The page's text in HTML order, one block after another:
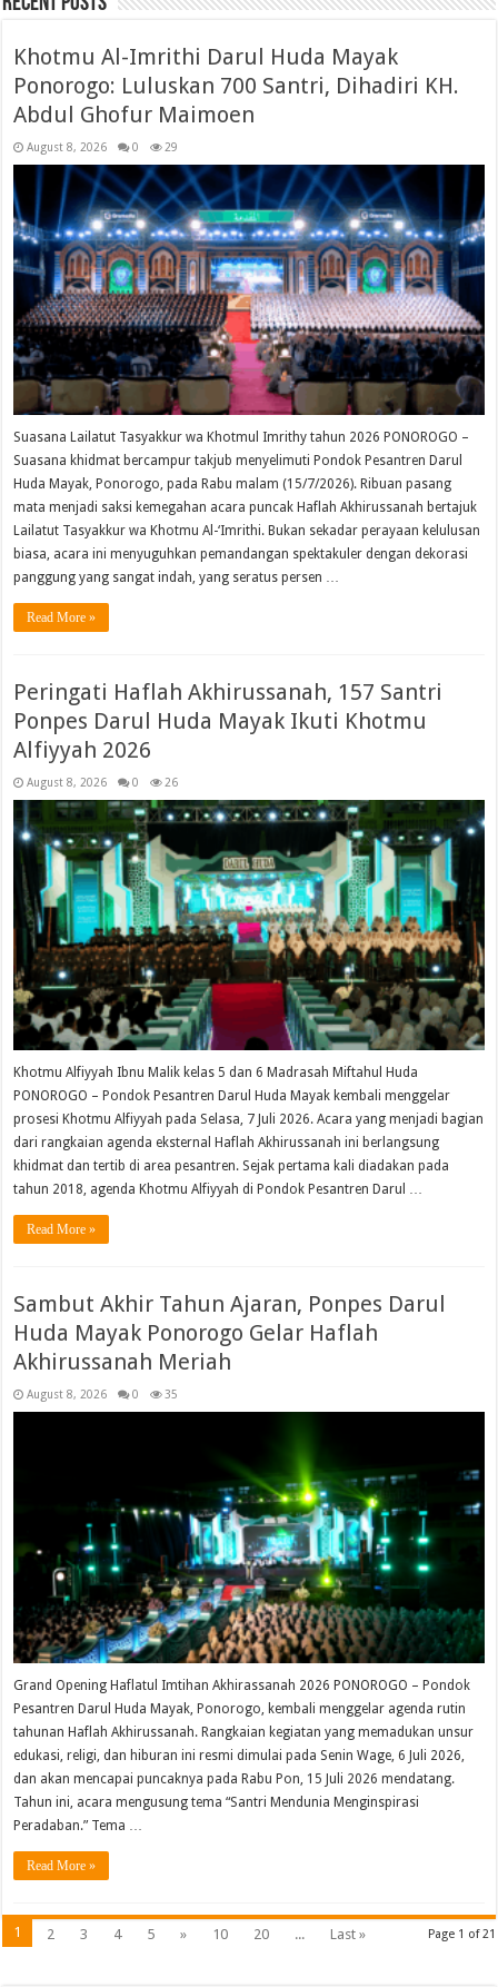
Khotmu Al-Imrithi Darul Huda Mayak
Ponorogo: Luluskan 700 Santri, Dihadiri KH.
Abdul Ghofur Maimoen
August 8, 2026 0 29
Suasana Lailatut Tasyakkur wa Khotmul Imrithy tahun 2026 PONOROGO –
Suasana khidmat bercampur takjub menyelimuti Pondok Pesantren Darul
Huda Mayak, Ponorogo, pada Rabu malam (15/7/2026). Ribuan pasang
mata menjadi saksi kemegahan acara puncak Haflah Akhirussanah bertajuk
Lailatut Tasyakkur wa Khotmu Al-‘Imrithi. Bukan sekadar perayaan kelulusan
biasa, acara ini menyuguhkan pemandangan spektakuler dengan dekorasi
panggung yang sangat indah, yang seratus persen …
Read More »
Peringati Haflah Akhirussanah, 157 Santri
Ponpes Darul Huda Mayak Ikuti Khotmu
Alfiyyah 2026
August 8, 2026 0 26
Khotmu Alfiyyah Ibnu Malik kelas 5 dan 6 Madrasah Miftahul Huda
PONOROGO – Pondok Pesantren Darul Huda Mayak kembali menggelar
prosesi Khotmu Alfiyyah pada Selasa, 7 Juli 2026. Acara yang menjadi bagian
dari rangkaian agenda eksternal Haflah Akhirussanah ini berlangsung
khidmat dan tertib di area pesantren. Sejak pertama kali diadakan pada
tahun 2018, agenda Khotmu Alfiyyah di Pondok Pesantren Darul …
Read More »
Sambut Akhir Tahun Ajaran, Ponpes Darul
Huda Mayak Ponorogo Gelar Haflah
Akhirussanah Meriah
August 8, 2026 0 35
Grand Opening Haflatul Imtihan Akhirassanah 2026 PONOROGO – Pondok
Pesantren Darul Huda Mayak, Ponorogo, kembali menggelar agenda rutin
tahunan Haflah Akhirussanah. Rangkaian kegiatan yang memadukan unsur
edukasi, religi, dan hiburan ini resmi dimulai pada Senin Wage, 6 Juli 2026,
dan akan mencapai puncaknya pada Rabu Pon, 15 Juli 2026 mendatang.
Tahun ini, acara mengusung tema “Santri Mendunia Menginspirasi
Peradaban.” Tema …
Read More »
Page 1 of 21
1 2 3 4 5 » 10 20 ... Last »